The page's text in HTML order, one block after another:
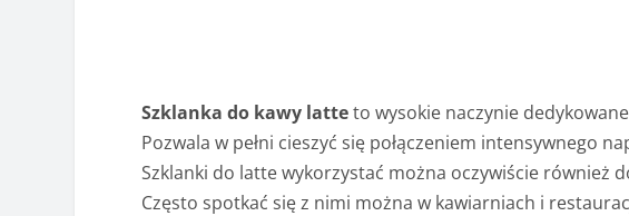
Szklanka do kawy latteto wysokie naczynie
Pozwala w pełni cieszyć się połączeniem intensywnego
Szklanki do latte wykorzystać można oczywiście również
Często spotkać się z nimi można w kawiarniach i